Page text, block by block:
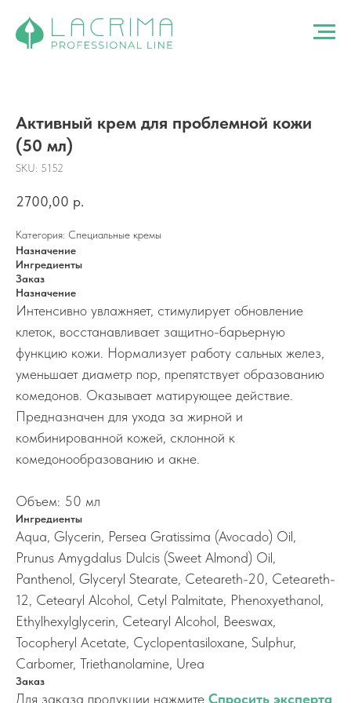
Активный крем для проблемной кожи
(50 мл)
SKU: 5152
2700,00 р.
Категория: Специальные кремы
Назначение
Ингредиенты
Заказ
Назначение
Интенсивно увлажняет, стимулирует обновление
клеток, восстанавливает защитно-барьерную
функцию кожи. Нормализует работу сальных желез,
уменьшает диаметр пор, препятствует образованию
комедонов. Оказывает матирующее действие.
Предназначен для ухода за жирной и
комбинированной кожей, склонной к
комедонообразованию и акне.
Объем: 50 мл
Ингредиенты
Aqua, Glycerin, Persea Gratissima (Avocado) Oil,
Prunus Amygdalus Dulcis (Sweet Almond) Oil,
Panthenol, Glyceryl Stearate, Ceteareth-20, Ceteareth-
12, Cetearyl Alcohol, Cetyl Palmitate, Phenoxyethanol,
Ethylhexylglycerin, Cetearyl Alcohol, Beeswax,
Tocopheryl Acetate, Cyclopentasiloxane, Sulphur,
Carbomer, Triethanolamine, Urea
Заказ
Для заказа продукции нажмите Спросить эксперта